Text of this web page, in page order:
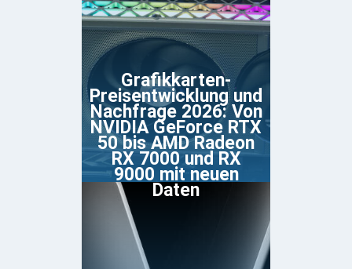
Grafikkarten-
Preisentwicklung und
Nachfrage 2026: Von
NVIDIA GeForce RTX
50 bis AMD Radeon
RX 7000 und RX
9000 mit neuen
Daten